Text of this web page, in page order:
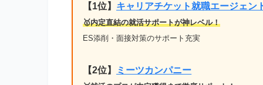
【1位】 キャリアチケット就職エージェン
🥇内定直結の就活サポートが神レベル！
ES添削・面接対策のサポート充実
【2位】 ミーツカンパニー